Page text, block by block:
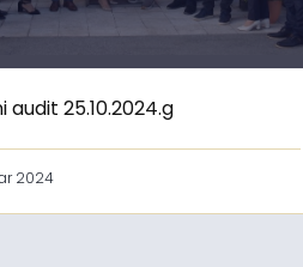
audit 25.10.2024.g
2024